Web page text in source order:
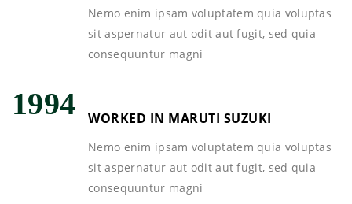
Nemo enim ipsam voluptatem quia voluptas
sit aspernatur aut odit aut fugit, sed quia
consequuntur magni
1994 WORKED IN MARUTI SUZUKI
Nemo enim ipsam voluptatem quia voluptas
sit aspernatur aut odit aut fugit, sed quia
consequuntur magni